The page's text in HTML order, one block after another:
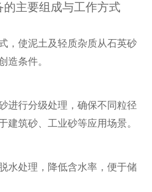
主要组成与工作方式
，使泥土及轻质杂质从石英砂
造条件。
进行分级处理，确保不同粒径
建筑砂、工业砂等应用场景。
水处理，降低含水率，便于储